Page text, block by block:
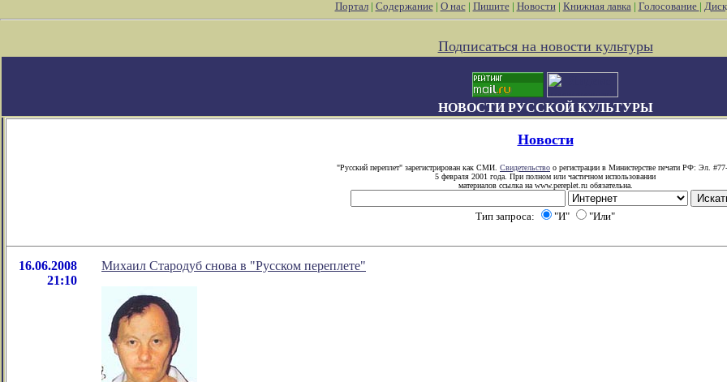
Портал| Содержание| О нас| Пишите| Новости| Книжная лавка| Голосование |
Подписаться на новости культуры
НОВОСТИ РУССКОЙ КУЛЬТУРЫ
Новости
"Русский переплет" зарегистрирован как СМИ. Свидетельство о регистрации в Министерстве печати РФ: Эл.
5 февраля 2001 года. При полном или частичном использовании
материалов ссылка на www.pereplet.ru обязательна.
Тип запроса: "И" "Или"
16.06.2008
21:10
Михаил Cтародуб снова в "Русском переплете"